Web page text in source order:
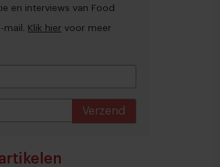
en interviews van Food
mail. Klik hier voor meer
Verzend